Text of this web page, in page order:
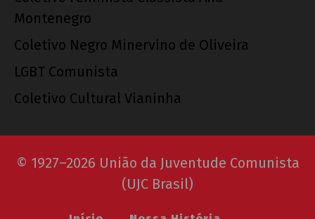
Montenegro
Coletivo Negro Minervino de Oliveira
LGBT Comunista
Coletivo Cultural Vianinha
© 1927–2026 União da Juventude Comunista
(UJC Brasil)